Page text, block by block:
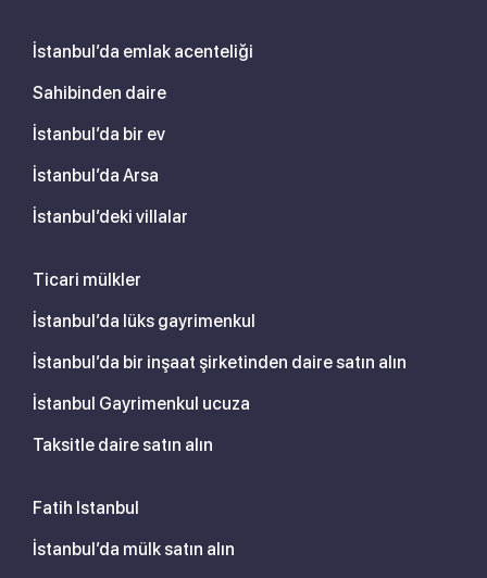
İstanbul’da emlak acenteliği
Sahibinden daire
İstanbul’da bir ev
İstanbul’da Arsa
İstanbul’deki villalar
Ticari mülkler
İstanbul’da lüks gayrimenkul
İstanbul’da bir inşaat şirketinden daire satın alın
İstanbul Gayrimenkul ucuza
Taksitle daire satın alın
Fatih Istanbul
İstanbul’da mülk satın alın